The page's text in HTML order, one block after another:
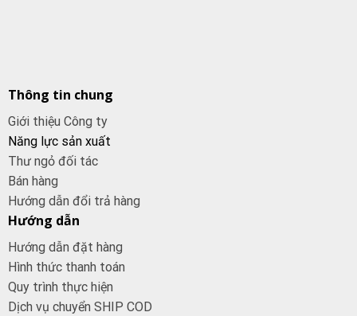
Thông tin chung
Giới thiệu Công ty
Năng lực sản xuất
Thư ngỏ đối tác
Bán hàng
Hướng dẫn đổi trả hàng
Hướng dẫn
Hướng dẫn đặt hàng
Hình thức thanh toán
Quy trình thực hiện
Dịch vụ chuyển SHIP COD